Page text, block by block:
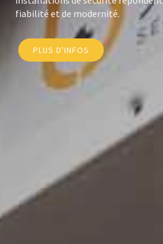
Garder un oeil ouvert grâce à nos